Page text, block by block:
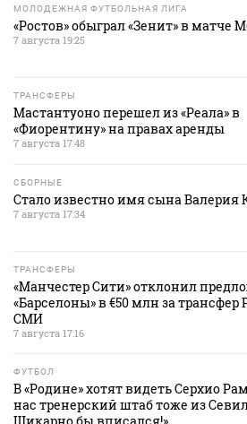
МОЛОДЕЖНАЯ ФУТБОЛЬНАЯ ЛИГА
«Ростов» обыграл «Зенит» в матче
7 августа 19:25
ТРАНСФЕРЫ
Мастантуоно перешел из «Реала» в
«Фиорентину» на правах аренды
7 августа 17:48
СБОРНЫЕ
Стало известно имя сына Валерия
7 августа 17:34
ТРАНСФЕРЫ
«Манчестер Сити» отклонил
«Барселоны» в €50 млн за трансфер
СМИ
7 августа 17:16
ФУТБОЛ
В «Родине» хотят видеть Серхио
нас тренерский штаб тоже из